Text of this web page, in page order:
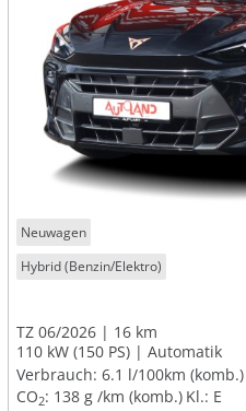
Neuwagen
Hybrid (Benzin/Elektro)
TZ 06/2026
16 km
110 kW (150 PS)
Automatik
Verbrauch: 6.1 l/100km (komb.)
CO2: 138 g /km (komb.) Kl.: E